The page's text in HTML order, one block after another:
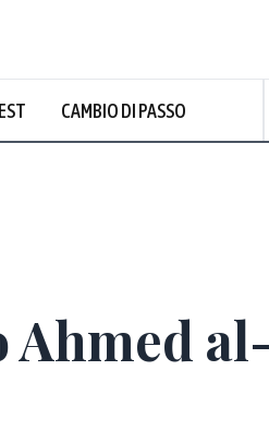
CAMBIO DI PASSO
Nuvoloso